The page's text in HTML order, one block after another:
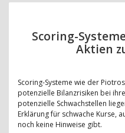
Scoring-
Aktien
Scoring-Systeme wie der
potenzielle Bilanzrisiken bei
potenzielle Schwachstellen
Erklärung für schwache Kurse,
noch keine Hinweise gibt.